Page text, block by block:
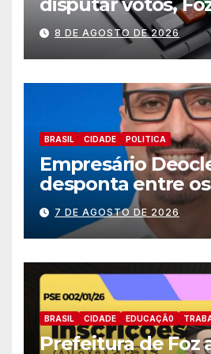
perder
8 DE AGOSTO DE 2026
BRASIL CIDADE POLITICA
Empresário
desponta entre
nomes do União
deputado estadual
7 DE AGOSTO DE 2026
BRASIL CIDADE EDUCAÇÃ0
Prefeitura de Foz